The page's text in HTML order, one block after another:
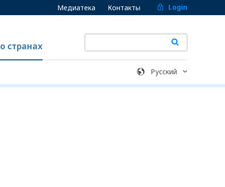
Медиатека Контакты Login
о странах